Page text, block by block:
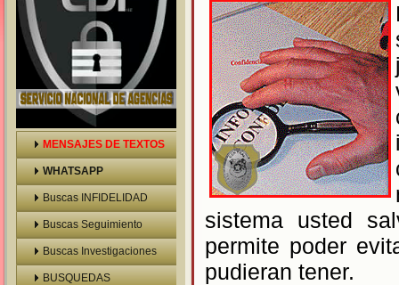
MENSAJES DE TEXTOS
WHATSAPP
Buscas INFIDELIDAD
Buscas Seguimiento
Buscas Investigaciones
BUSQUEDAS
sistema usted
permite poder
pudieran tener.